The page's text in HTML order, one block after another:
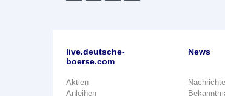
live.deutsche-
boerse.com
Aktien
Anleihen
News